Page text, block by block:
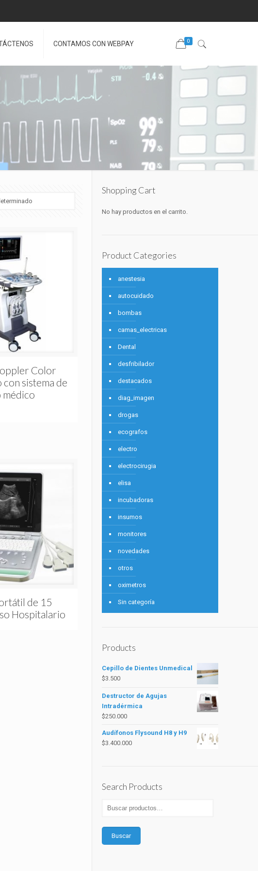
CONTAMOS CON WEBPAY 0
Color
sistema de
médico
de 15
Hospitalario
Shopping Cart
No hay productos en el carrito.
Product Categories
anestesia
autocuidado
bombas
camas_electricas
Dental
desfribilador
destacados
diag_imagen
drogas
ecografos
electro
electrocirugia
elisa
incubadoras
insumos
monitores
novedades
otros
oximetros
Sin categoría
Products
Cepillo de Dientes Unmedical
$3.500
Destructor de Agujas
Intradérmica
$250.000
Audífonos Flysound H8 y H9
$3.400.000
Search Products
Buscar